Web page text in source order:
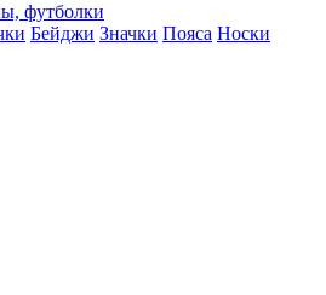
футболки
Бейджи Значки Пояса Носки